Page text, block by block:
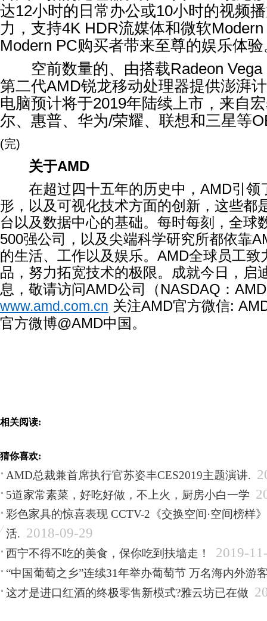
达12小时的日常办公或10小时的视频
力，支持4K HDR流媒体和微软
Modern PC购买者带来至尊的娱乐体验
空前数量的、由搭载Radeon
第二代AMD锐龙移动处理器提供澎湃
电脑预计将于2019年陆续上市，来自
尔、惠普、华为/荣耀、联想和三星等
(完)
关于AMD
在超过四十五年的历史中， AMD引领
形，以及可视化技术方面的创新，这些都
台以及数据中心的基础。每时每刻，全球
500强公司，以及尖端科学研究所都依靠
的生活、工作以及娱乐。 AMD全球员工致
品，努力拓宽技术的极限。成就今日，启
息，敬请访问AMD公司（NASDAQ ： AMD
www.amd.com.cn 关注AMD官方微信:
官方微博@AMD中国。
相关阅读:
猜你喜欢:
AMD总裁兼首席执行官苏姿丰CES2019主题演讲.
5道家常素菜，好吃好做，不上火，厨房小白一学
彩色家具的惊喜表现 CCTV-2《交换空间·空间榜样
活. 2018-09-29
西宁不得不吃的美食，保你吃到扶墙走！ 2019-
“中国葡萄之乡”连续31年举办葡萄节 万名海内外游
这才是进口红酒的终极零售新模式?雅云坊已在做